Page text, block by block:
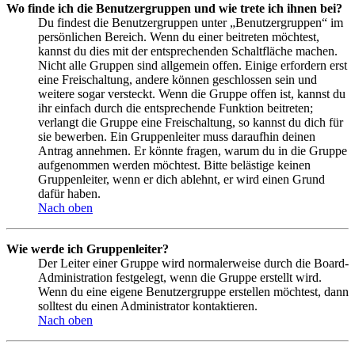
Wo finde ich die Benutzergruppen und wie trete ich ihnen bei?
Du findest die Benutzergruppen unter „Benutzergruppen“ im
persönlichen Bereich. Wenn du einer beitreten möchtest,
kannst du dies mit der entsprechenden Schaltfläche machen.
Nicht alle Gruppen sind allgemein offen. Einige erfordern erst
eine Freischaltung, andere können geschlossen sein und
weitere sogar versteckt. Wenn die Gruppe offen ist, kannst du
ihr einfach durch die entsprechende Funktion beitreten;
verlangt die Gruppe eine Freischaltung, so kannst du dich für
sie bewerben. Ein Gruppenleiter muss daraufhin deinen
Antrag annehmen. Er könnte fragen, warum du in die Gruppe
aufgenommen werden möchtest. Bitte belästige keinen
Gruppenleiter, wenn er dich ablehnt, er wird einen Grund
dafür haben.
Nach oben
Wie werde ich Gruppenleiter?
Der Leiter einer Gruppe wird normalerweise durch die Board-
Administration festgelegt, wenn die Gruppe erstellt wird.
Wenn du eine eigene Benutzergruppe erstellen möchtest, dann
solltest du einen Administrator kontaktieren.
Nach oben